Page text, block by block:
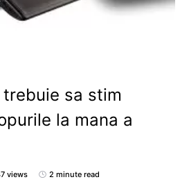
trebuie sa stim
la mana a
views 2 minute read